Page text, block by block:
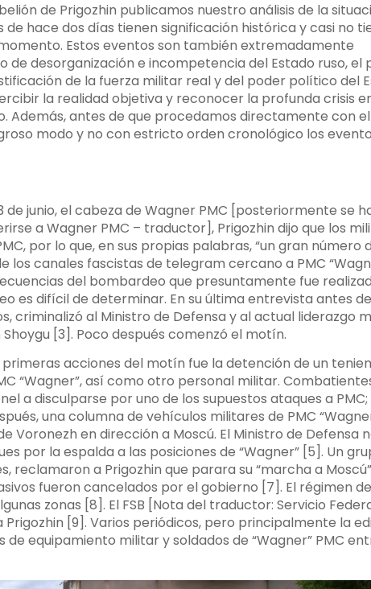
de Prigozhin publicamos nuestro análisis de la
hace dos días tienen significación histórica y casi no
Estos eventos son también extremadamente
desorganización e incompetencia del Estado ruso, el
de la fuerza militar real y del poder político del
la realidad objetiva y reconocer la profunda crisis
Además, antes de que procedamos directamente con el
modo y no con estricto orden cronológico los
junio, el cabeza de Wagner PMC [posteriormente se
a Wagner PMC – traductor], Prigozhin dijo que los
por lo que, en sus propias palabras, “un gran número
los canales fascistas de telegram cercano a PMC
del bombardeo que presuntamente fue
es difícil de determinar. En su última entrevista antes
criminalizó al Ministro de Defensa y al actual liderazgo
[3]. Poco después comenzó el motín.
acciones del motín fue la detención de un
“Wagner”, así como otro personal militar.
a disculparse por uno de los supuestos ataques a
una columna de vehículos militares de PMC
Voronezh en dirección a Moscú. El Ministro de Defensa
por la espalda a las posiciones de “Wagner” [5]. Un
reclamaron a Prigozhin que parara su “marcha a
fueron cancelados por el gobierno [7]. El régimen
zonas [8]. El FSB [Nota del traductor: Servicio
[9]. Varios periódicos, pero principalmente la
de equipamiento militar y soldados de “Wagner” PMC